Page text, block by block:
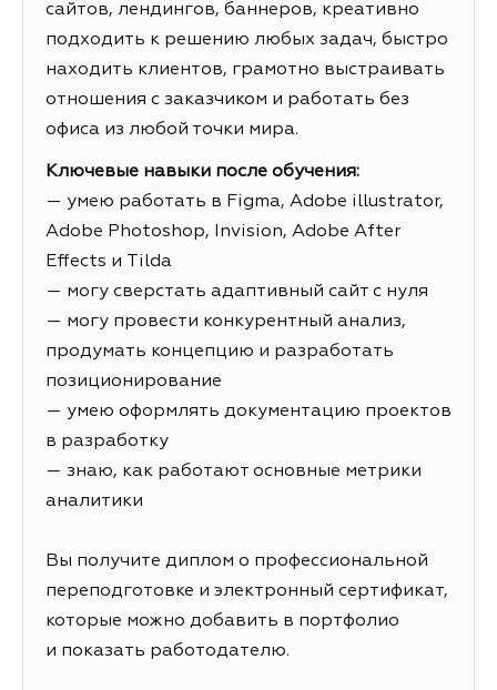
сайтов, лендингов, баннеров, креативно
подходить к решению любых задач, быстро
находить клиентов, грамотно выстраивать
отношения с заказчиком и работать без
офиса из любой точки мира.
Ключевые навыки после обучения:
— умею работать в Figma, Adobe illustrator,
Adobe Photoshop, Invision, Adobe After
Effects и Tilda
— могу сверстать адаптивный сайт с нуля
— могу провести конкурентный анализ,
продумать концепцию и разработать
позиционирование
— умею оформлять документацию проектов
в разработку
— знаю, как работают основные метрики
аналитики
Вы получите диплом о профессиональной
переподготовке и электронный сертификат,
которые можно добавить в портфолио
и показать работодателю.